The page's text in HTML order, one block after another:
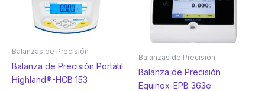
Balanzas de Precisión
Balanza de Precisión Portátil
Highland®-HCB 153
Balanzas de Precisión
Balanza de Precisión
Equinox-EPB 363e